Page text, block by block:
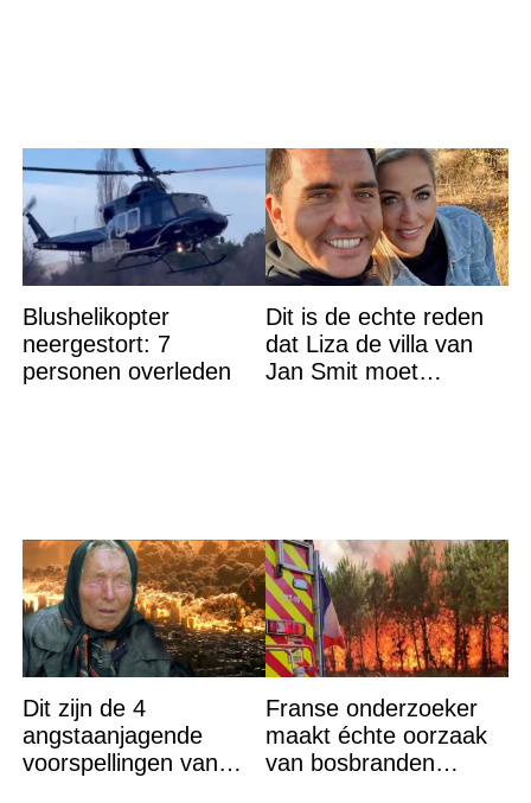
Blushelikopter
neergestort: 7
personen overleden
Dit is de echte reden
dat Liza de villa van
Jan Smit moet
Dit zijn de 4
angstaanjagende
voorspellingen van
Franse onderzoeker
maakt échte oorzaak
van bosbranden